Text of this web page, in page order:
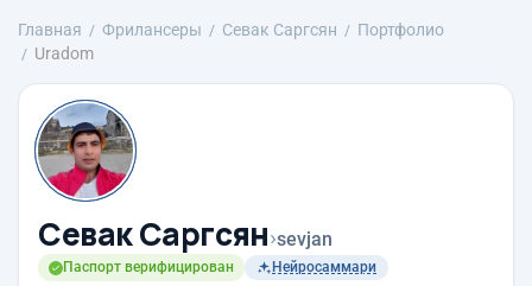
Главная Фрилансеры Севак Саргсян
Портфолио
Uradom
Севак Саргсян›sevjan
Паспорт верифицирован Нейросаммари